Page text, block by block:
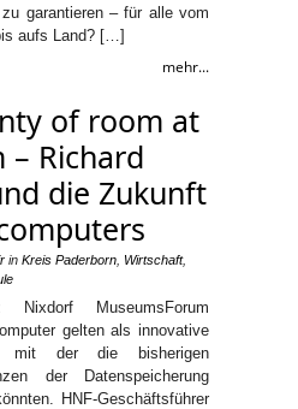
garantieren – für alle vom
aufs Land? […]
mehr...
of room at
Richard
die Zukunft
in Kreis Paderborn Wirtschaft,
MuseumsForum
gelten als innovative
mit der die bisherigen
der Datenspeicherung
HNF-Geschäftsführer